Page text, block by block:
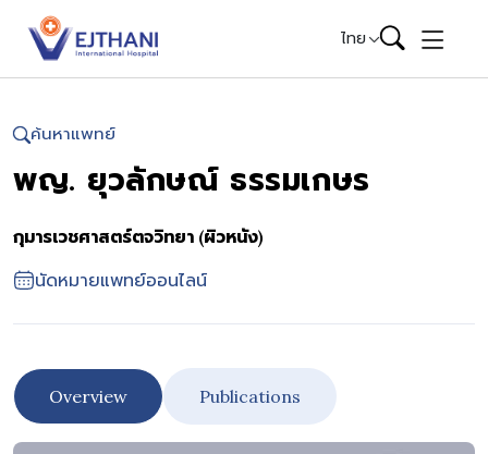
Skip to content
ไทย
ค้นหาแพทย์
พญ. ยุวลักษณ์ ธรรมเกษร
กุมารเวชศาสตร์ตจวิทยา (ผิวหนัง)
นัดหมายแพทย์ออนไลน์
Overview Publications